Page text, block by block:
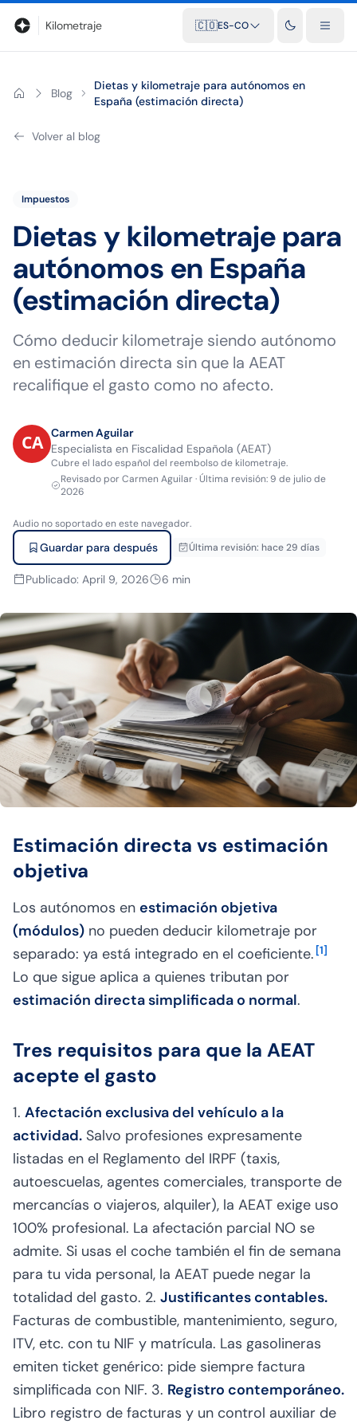
BlogCalculadora de kilometrajeGlosarioDistancias entre
Kilometraje 🇨🇴ES-CO
Blog
Dietas y kilometraje para autónomos en
España (estimación directa)
Volver al blog
Impuestos
Dietas y kilometraje para
autónomos en España
(estimación directa)
Cómo deducir kilometraje siendo autónomo
en estimación directa sin que la AEAT
recalifique el gasto como no afecto.
Carmen Aguilar
Especialista en Fiscalidad Española (AEAT)
Cubre el lado español del reembolso de kilometraje.
Revisado por Carmen Aguilar·Última revisión:9 de julio de
2026
Audio no soportado en este navegador.
Guardar para después Última revisión: hace 29 días
Publicado: April 9, 2026 6 min
Estimación directa vs estimación
objetiva
Los autónomos en estimación objetiva
(módulos) no pueden deducir kilometraje por
separado: ya está integrado en el coeficiente. [1]
Lo que sigue aplica a quienes tributan por
estimación directa simplificada o normal.
Tres requisitos para que la AEAT
acepte el gasto
1. Afectación exclusiva del vehículo a la
actividad. Salvo profesiones expresamente
listadas en el Reglamento del IRPF (taxis,
autoescuelas, agentes comerciales, transporte de
mercancías o viajeros, alquiler), la AEAT exige uso
100% profesional. La afectación parcial NO se
admite. Si usas el coche también el fin de semana
para tu vida personal, la AEAT puede negar la
totalidad del gasto. 2. Justificantes contables.
Facturas de combustible, mantenimiento, seguro,
ITV, etc. con tu NIF y matrícula. Las gasolineras
emiten ticket genérico: pide siempre factura
simplificada con NIF. 3. Registro contemporáneo.
Libro registro de facturas y un control auxiliar de